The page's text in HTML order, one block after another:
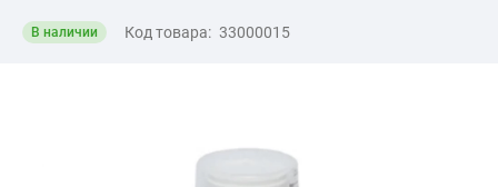
В наличии Код товара: 33000015